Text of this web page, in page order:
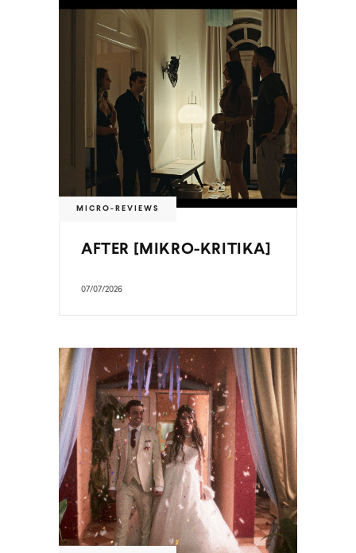
MICRO-REVIEWS
AFTER [MIKRO-KRITIKA]
07/07/2026